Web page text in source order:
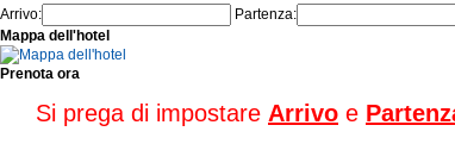
Arrivo:
Partenza:
Mappa dell'hotel
Prenota ora
Si prega di impostare Arrivo e